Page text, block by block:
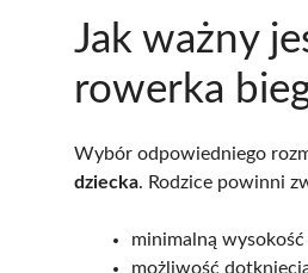
Jak ważny
rowerka
Wybór odpowiedniego
dziecka. Rodzice powinni
minimalną
możliwość